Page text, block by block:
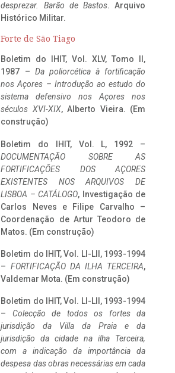
desprezar. Barão de Bastos. Arquivo
Histórico Militar.
Forte de São Tiago
Boletim do IHIT, Vol. XLV, Tomo II,
1987 – Da poliorcética à fortificação
nos Açores – Introdução ao estudo do
sistema defensivo nos Açores nos
séculos XVI-XIX, Alberto Vieira. (Em
construção)
Boletim do IHIT, Vol. L, 1992 –
DOCUMENTAÇÃO SOBRE AS
FORTIFICAÇÕES DOS AÇORES
EXISTENTES NOS ARQUIVOS DE
LISBOA – CATÁLOGO, Investigação de
Carlos Neves e Filipe Carvalho –
Coordenação de Artur Teodoro de
Matos. (Em construção)
Boletim do IHIT, Vol. LI-LII, 1993-1994
– FORTIFICAÇÃO DA ILHA TERCEIRA,
Valdemar Mota. (Em construção)
Boletim do IHIT, Vol. LI-LII, 1993-1994
– Colecção de todos os fortes da
jurisdição da Villa da Praia e da
jurisdição da cidade na ilha Terceira,
com a indicação da importância da
despesa das obras necessárias em cada